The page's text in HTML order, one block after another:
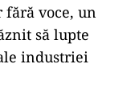
voce, un
să lupte
industriei